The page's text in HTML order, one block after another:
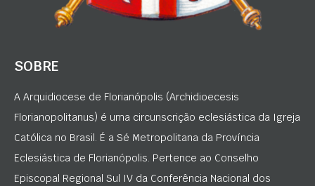
SOBRE
A Arquidiocese de Florianópolis (Archidioecesis
Florianopolitanus) é uma circunscrição eclesiástica da Igreja
Católica no Brasil. É a Sé Metropolitana da Província
Eclesiástica de Florianópolis. Pertence ao Conselho
Episcopal Regional Sul IV da Conferência Nacional dos